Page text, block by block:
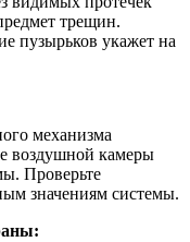
трещин.
пузырьков укажет на
механизма
воздушной камеры
Проверьте
значениям системы.